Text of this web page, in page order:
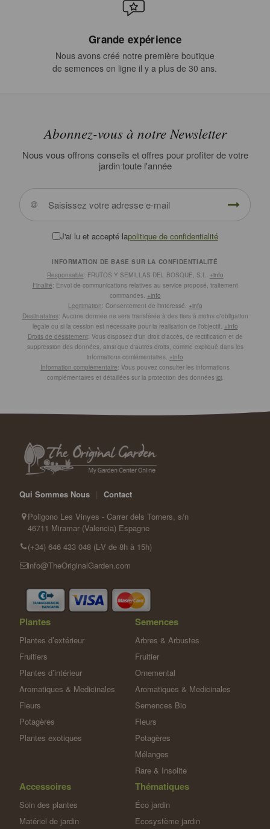
Grande expérience
Nous avons créé notre première boutique
de semences en ligne il y a plus de 30 ans.
Abonnez-vous à notre Newsletter
Nous vous offrons conseils et offres pour profiter de votre
jardin toute l'année
J'ai lu et accepté lapolitique de confidentialité
INFORMATION DE BASE SUR LA CONFIDENTIALITÉ
Responsable: FRUTOS Y SEMILLAS DEL BOSQUE, S.L. +info
Finalité: Envoi de communications relatives au service proposé, traitement
commandes. +info
Legitimation: Consentement de l'interessé. +info
Destinataires: Aucune donnée ne sera transférée à des tiers à moins d'obligation
légale ou si la cession est nécessaire pour la réalisation de l'objectif. +info
Droits de désistement: Vous disposez d'un droit d'accès, de rectification et de
suppression des données, ainsi que d'autres droits, comme expliqué dans les
informations comlémentaires. +info
Information complémentaire: Vous pouvez consulter les informations
complémentaires et détaillées sur la protection des données ici.
Qui Sommes Nous
Contact
Poligono Les Vinyes - Carrer dels Torners, s/n
46711 Miramar (Valencia) Espagne
(+34) 646 433 048 (L-V de 8h à 15h)
info@TheOriginalGarden.com
Plantes
Plantes d’extérieur
Fruitiers
Plantes d’intérieur
Aromatiques & Medicinales
Fleurs
Potagères
Plantes exotiques
Semences
Arbres & Arbustes
Fruitier
Ornemental
Aromatiques & Medicinales
Semences Bio
Fleurs
Potagères
Mélanges
Rare & Insolite
Accessoires
Soin des plantes
Matériel de jardin
Thématiques
Éco jardin
Ecosystème jardin